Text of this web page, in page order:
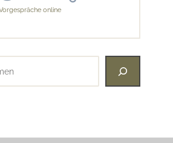
online